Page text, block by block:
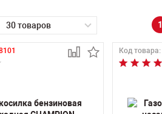
30 товаров 1
Код товара: